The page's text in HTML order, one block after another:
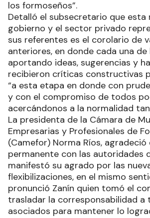
los formoseños”.
Detalló el subsecretario que esta
gobierno y el sector privado
sus referentes es el corolario de
anteriores, en donde cada una
aportando ideas, sugerencias y
recibieron críticas constructivas
“a esta etapa en donde con
y con el compromiso de todos
acercándonos a la normalidad
La presidenta de la Cámara de
Empresarias y Profesionales de
(Camefor) Norma Ríos,
permanente con las autoridades
manifestó su agrado por las
flexibilizaciones, en el mismo
pronunció Zanín quien tomó el
trasladar la corresponsabilidad a
asociados para mantener lo